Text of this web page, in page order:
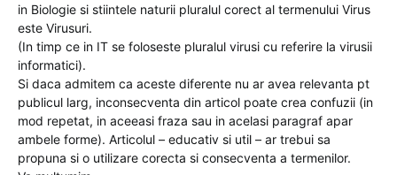
in Biologie si stiintele naturii pluralul corect al termenului Virus
este Virusuri.
(In timp ce in IT se foloseste pluralul virusi cu referire la virusii
informatici).
Si daca admitem ca aceste diferente nu ar avea relevanta pt
publicul larg, inconsecventa din articol poate crea confuzii (in
mod repetat, in aceeasi fraza sau in acelasi paragraf apar
ambele forme). Articolul – educativ si util – ar trebui sa
propuna si o utilizare corecta si consecventa a termenilor.